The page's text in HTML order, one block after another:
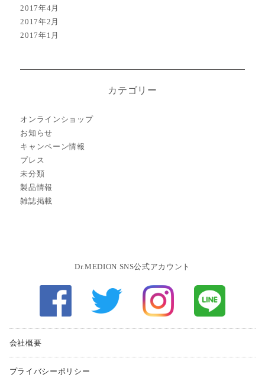
2017年4月
2017年2月
2017年1月
カテゴリー
オンラインショップ
お知らせ
キャンペーン情報
プレス
未分類
製品情報
雑誌掲載
Dr.MEDION SNS公式アカウント
会社概要
プライバシーポリシー